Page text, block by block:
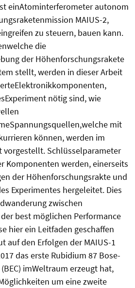
einAtominterferometer autonom
MAIUS-2,
zu steuern, bauen kann.
die
der Höhenforschungsrakete
stellt, werden in dieser Arbeit
nötig sind, wie
mit
können, werden im
vorgestellt. Schlüsselparameter
Komponenten werden, einerseits
der Höhenforschungsrakte und
Experimentes hergeleitet. Dies
zwischen
best möglichen Performance
hier ein Leitfaden geschaffen
auf den Erfolgen der MAIUS-1
das erste Rubidium 87 Bose-
imWeltraum erzeugt hat,
um eine zweite